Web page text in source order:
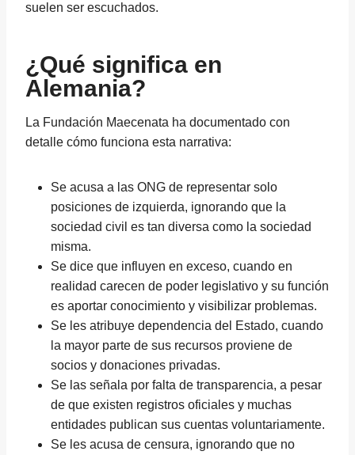
suelen ser escuchados.
¿Qué significa en
Alemania?
La Fundación Maecenata ha documentado con
detalle cómo funciona esta narrativa:
Se acusa a las ONG de representar solo
posiciones de izquierda, ignorando que la
sociedad civil es tan diversa como la sociedad
misma.
Se dice que influyen en exceso, cuando en
realidad carecen de poder legislativo y su función
es aportar conocimiento y visibilizar problemas.
Se les atribuye dependencia del Estado, cuando
la mayor parte de sus recursos proviene de
socios y donaciones privadas.
Se las señala por falta de transparencia, a pesar
de que existen registros oficiales y muchas
entidades publican sus cuentas voluntariamente.
Se les acusa de censura, ignorando que no